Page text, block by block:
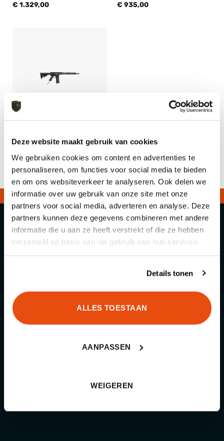
Deze website maakt gebruik van cookies
We gebruiken cookies om content en advertenties te
personaliseren, om functies voor social media te bieden
en om ons websiteverkeer te analyseren. Ook delen we
informatie over uw gebruik van onze site met onze
partners voor social media, adverteren en analyse. Deze
partners kunnen deze gegevens combineren met andere
informatie die u aan ze heeft verstrekt of die ze hebben
verzameld op basis van uw gebruik van hun services.
Details tonen
ALLES TOESTAAN
AANPASSEN
WEIGEREN
€ 1.329,00
€ 935,00
Standard
Snelle Levering
Binnen 1 tot 5 werkdagen bij je thuis
functioneel